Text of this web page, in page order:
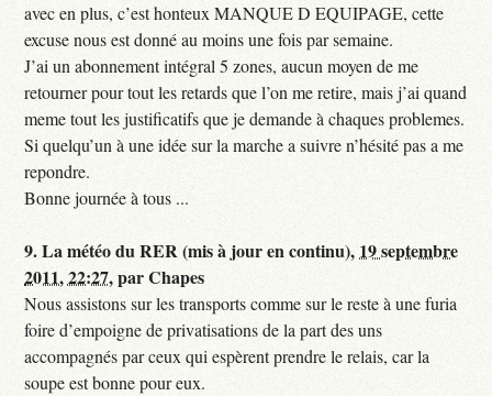
avec en plus, c’est honteux MANQUE D EQUIPAGE, cette
excuse nous est donné au moins une fois par semaine.
J’ai un abonnement intégral 5 zones, aucun moyen de me
retourner pour tout les retards que l’on me retire, mais j’ai quand
meme tout les justificatifs que je demande à chaques problemes.
Si quelqu’un à une idée sur la marche a suivre n’hésité pas a me
repondre.
Bonne journée à tous ...
9.La météo du RER (mis à jour en continu), 19 septembre
2011, 22:27,parChapes
Nous assistons sur les transports comme sur le reste à une furia
foire d’empoigne de privatisations de la part des uns
accompagnés par ceux qui espèrent prendre le relais, car la
soupe est bonne pour eux.